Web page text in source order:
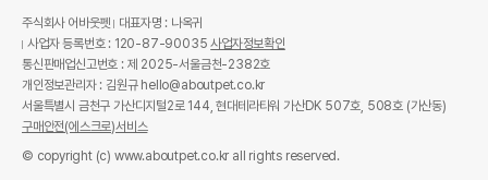
주식회사 어바웃펫
대표자명 : 나옥귀
사업자 등록번호 : 120-87-90035사업자정보확인
통신판매업신고번호 : 제 2025-서울금천-2382호
개인정보관리자 : 김원규 hello@aboutpet.co.kr
서울특별시 금천구 가산디지털2로 144, 현대테라타워 가산DK 507호, 508호 (가산동)
구매안전(에스크로)서비스
© copyright (c) www.aboutpet.co.kr all rights reserved.